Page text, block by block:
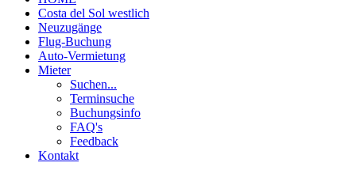
Costa del Sol westlich
Neuzugänge
Flug-Buchung
Auto-Vermietung
Mieter
Suchen...
Terminsuche
Buchungsinfo
FAQ's
Feedback
Kontakt